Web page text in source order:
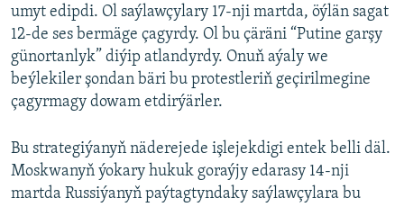
umyt edipdi. Ol saýlawçylary 17-nji martda, öýlän sagat
12-de ses bermäge çagyrdy. Ol bu çäräni “Putine garşy
günortanlyk” diýip atlandyrdy. Onuň aýaly we
beýlekiler şondan bäri bu protestleriň geçirilmegine
çagyrmagy dowam etdirýärler.
Bu strategiýanyň näderejede işlejekdigi entek belli däl.
Moskwanyň ýokary hukuk goraýjy edarasy 14-nji
martda Russiýanyň paýtagtyndaky saýlawçylara bu